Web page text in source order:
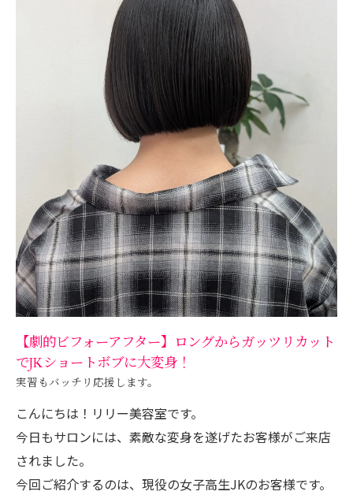
【劇的ビフォーアフター】ロングからガッツリカット
でJKショートボブに大変身！
実習もバッチリ応援します。
こんにちは！リリー美容室です。
今日もサロンには、素敵な変身を遂げたお客様がご来店
されました。
今回ご紹介するのは、現役の女子高生JKのお客様です。